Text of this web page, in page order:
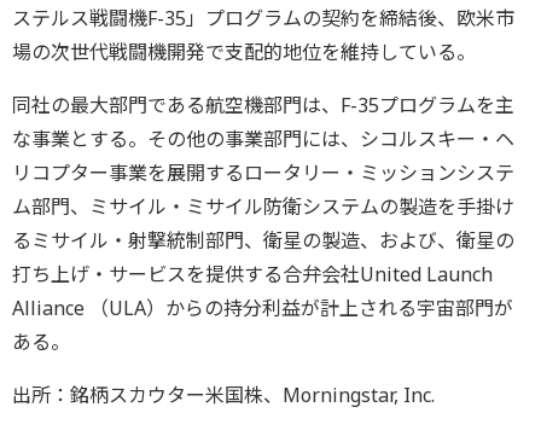
ステルス戦闘機F-35」プログラムの契約を締結後、欧米市
場の次世代戦闘機開発で支配的地位を維持している。
同社の最大部門である航空機部門は、F-35プログラムを主
な事業とする。その他の事業部門には、シコルスキー・ヘ
リコプター事業を展開するロータリー・ミッションシステ
ム部門、ミサイル・ミサイル防衛システムの製造を手掛け
るミサイル・射撃統制部門、衛星の製造、および、衛星の
打ち上げ・サービスを提供する合弁会社United Launch
Alliance （ULA）からの持分利益が計上される宇宙部門が
ある。
出所：銘柄スカウター米国株、Morningstar, Inc.